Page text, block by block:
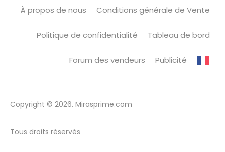
À propos de nous Conditions générale de Vente
Politique de confidentialité Tableau de bord
Forum des vendeurs Publicité
Copyright © 2026. Mirasprime.com
Tous droits réservés